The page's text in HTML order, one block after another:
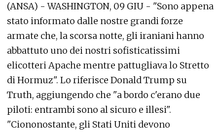
(ANSA) - WASHINGTON, 09 GIU - "Sono appena
stato informato dalle nostre grandi forze
armate che, la scorsa notte, gli iraniani hanno
abbattuto uno dei nostri sofisticatissimi
elicotteri Apache mentre pattugliava lo Stretto
di Hormuz". Lo riferisce Donald Trump su
Truth, aggiungendo che "a bordo c'erano due
piloti: entrambi sono al sicuro e illesi".
"Ciononostante, gli Stati Uniti devono